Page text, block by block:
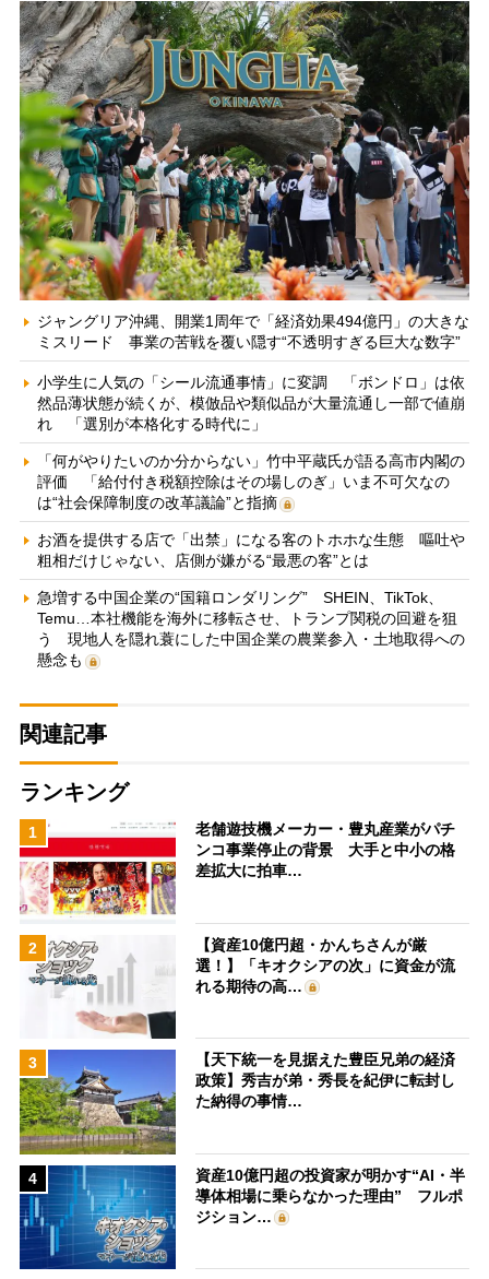
ジャングリア沖縄、開業1周年で「経済効果494億円」の大きな
ミスリード 事業の苦戦を覆い隠す“不透明すぎる巨大な数字”
小学生に人気の「シール流通事情」に変調 「ボンドロ」は依
然品薄状態が続くが、模倣品や類似品が大量流通し一部で値崩
れ 「選別が本格化する時代に」
「何がやりたいのか分からない」竹中平蔵氏が語る高市内閣の
評価 「給付付き税額控除はその場しのぎ」いま不可欠なの
は“社会保障制度の改革議論”と指摘
お酒を提供する店で「出禁」になる客のトホホな生態 嘔吐や
粗相だけじゃない、店側が嫌がる“最悪の客”とは
急増する中国企業の“国籍ロンダリング” SHEIN、TikTok、
Temu…本社機能を海外に移転させ、トランプ関税の回避を狙
う 現地人を隠れ蓑にした中国企業の農業参入・土地取得への
懸念も
関連記事
ランキング
1
老舗遊技機メーカー・豊丸産業がパチ
ンコ事業停止の背景 大手と中小の格
差拡大に拍車…
2
【資産10億円超・かんちさんが厳
選！】「キオクシアの次」に資金が流
れる期待の高…
3
【天下統一を見据えた豊臣兄弟の経済
政策】秀吉が弟・秀長を紀伊に転封し
た納得の事情…
4
資産10億円超の投資家が明かす“AI・半
導体相場に乗らなかった理由” フルポ
ジション…